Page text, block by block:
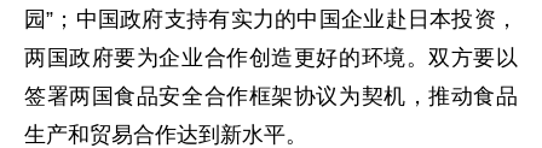
园”；中国政府支持有实力的中国企业赴日本投资，
两国政府要为企业合作创造更好的环境。双方要以
签署两国食品安全合作框架协议为契机，推动食品
生产和贸易合作达到新水平。